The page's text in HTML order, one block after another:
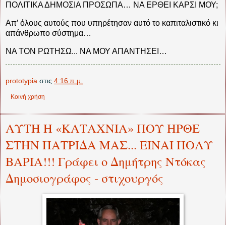
ΠΟΛΙΤΙΚΑ ΔΗΜΟΣΙΑ ΠΡΟΣΩΠΑ… ΝΑ ΕΡΘΕΙ ΚΑΡΣΙ ΜΟΥ;
Απ’ όλους αυτούς που υπηρέτησαν αυτό το καπιταλιστικό κι
απάνθρωπο σύστημα…
ΝΑ ΤΟΝ ΡΩΤΗΣΩ... ΝΑ ΜΟΥ ΑΠΑΝΤΗΣΕΙ…
prototypia στις 4:16 π.μ.
Κοινή χρήση
ΑΥΤΗ Η «ΚΑΤΑΧΝΙΑ» ΠΟΥ ΗΡΘΕ
ΣΤΗΝ ΠΑΤΡΙΔΑ ΜΑΣ... ΕΙΝΑΙ ΠΟΛΥ
ΒΑΡΙΑ!!! Γράφει ο Δημήτρης Ντόκας
Δημοσιογράφος - στιχουργός